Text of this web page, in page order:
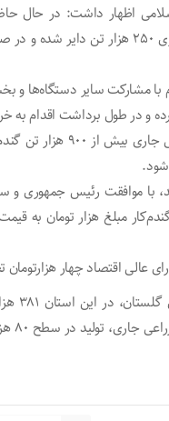
اظهار داشت: در حال
گرگان، علی آباد، گالیکش، گنبدکاووس و کلاله با ظرفیت
۹۰ مرکز خرید تضمینی گندم با مشارکت
وی اضافه کرد: جهادکشاورزی گلستان
موافقت رئیس جمهوری و
اقتصاد چهار هزارتومان
مطابق
گندم